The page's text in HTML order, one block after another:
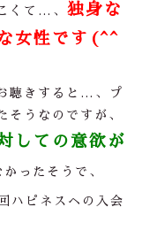
くて…、 独身な
女性です(^^
聴きすると … 、プ
そうなのですが、
しての意欲が
ったそうで、
ハピネスヘの入会